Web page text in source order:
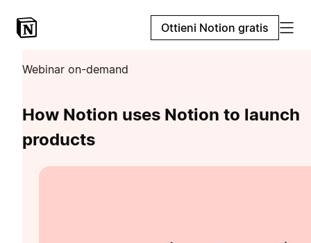
Ottieni Notion gratis
Webinar on-demand
How Notion uses Notion to launch
products